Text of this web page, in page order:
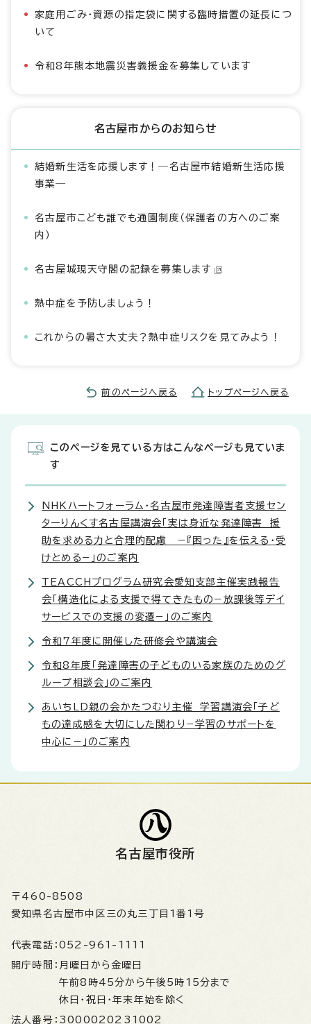
家庭用ごみ・資源の指定袋に関する臨時措置の延長につ
いて
令和8年熊本地震災害義援金を募集しています
名古屋市からのお知らせ
結婚新生活を応援します！―名古屋市結婚新生活応援
事業―
名古屋市こども誰でも通園制度（保護者の方へのご案
内）
名古屋城現天守閣の記録を募集します
熱中症を予防しましょう！
これからの暑さ大丈夫？熱中症リスクを見てみよう！
前のページへ戻る トップページへ戻る
このページを見ている方はこんなページも見ていま
す
NHKハートフォーラム・名古屋市発達障害者支援セン
ターりんくす名古屋講演会「実は身近な発達障害 援
助を求める力と合理的配慮 −『困った』を伝える・受
けとめる−」のご案内
TEACCHプログラム研究会愛知支部主催実践報告
会「構造化による支援で得てきたもの−放課後等デイ
サービスでの支援の変遷−」のご案内
令和7年度に開催した研修会や講演会
令和8年度「発達障害の子どものいる家族のためのグ
ループ相談会」のご案内
あいちLD親の会かたつむり主催 学習講演会「子ど
もの達成感を大切にした関わり−学習のサポートを
中心に−」のご案内
名古屋市役所
〒460-8508
愛知県名古屋市中区三の丸三丁目1番1号
代表電話： 052-961-1111
開庁時間： 月曜日から金曜日
午前8時45分から午後5時15分まで
休日・祝日・年末年始を除く
法人番号： 3000020231002